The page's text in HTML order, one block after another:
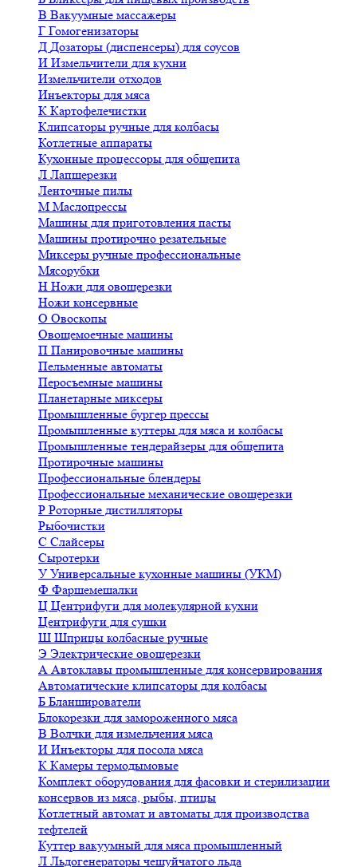
В Вакуумные массажеры
Г Гомогенизаторы
Д Дозаторы (диспенсеры) для соусов
И Измельчители для кухни
Измельчители отходов
Инъекторы для мяса
К Картофелечистки
Клипсаторы ручные для колбасы
Котлетные аппараты
Кухонные процессоры для общепита
Л Лапшерезки
Ленточные пилы
М Маслопрессы
Машины для приготовления пасты
Машины протирочно резательные
Миксеры ручные профессиональные
Мясорубки
Н Ножи для овощерезки
Ножи консервные
О Овоскопы
Овощемоечные машины
П Панировочные машины
Пельменные автоматы
Перосъемные машины
Планетарные миксеры
Промышленные бургер прессы
Промышленные куттеры для мяса и колбасы
Промышленные тендерайзеры для общепита
Протирочные машины
Профессиональные блендеры
Профессиональные механические овощерезки
Р Роторные дистилляторы
Рыбочистки
С Слайсеры
Сыротерки
У Универсальные кухонные машины (УКМ)
Ф Фаршемешалки
Ц Центрифуги для молекулярной кухни
Центрифуги для сушки
Ш Шприцы колбасные ручные
Э Электрические овощерезки
А Автоклавы промышленные для консервирования
Автоматические клипсаторы для колбасы
Б Бланширователи
Блокорезки для замороженного мяса
В Волчки для измельчения мяса
И Инъекторы для посола мяса
К Камеры термодымовые
Комплект оборудования для фасовки и стерилизации
консервов из мяса, рыбы, птицы
Котлетный автомат и автоматы для производства
тефтелей
Куттер вакуумный для мяса промышленный
Л Льдогенераторы чешуйчатого льда